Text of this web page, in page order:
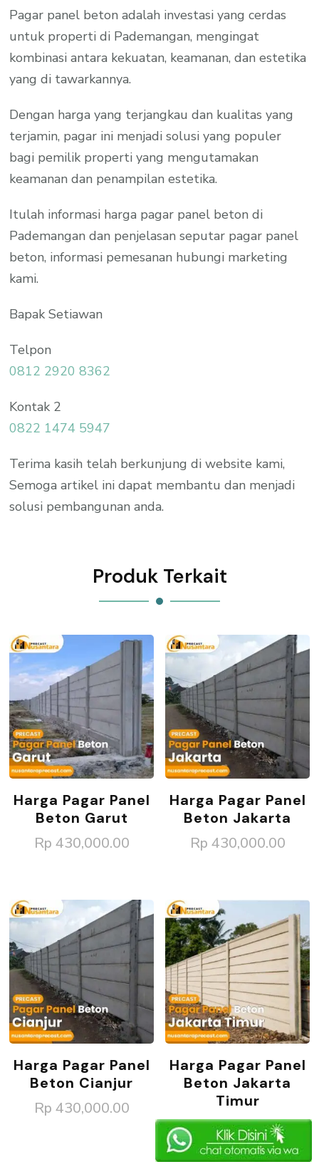
Pagar panel beton adalah investasi yang cerdas
untuk properti di Pademangan, mengingat
kombinasi antara kekuatan, keamanan, dan estetika
yang di tawarkannya.
Dengan harga yang terjangkau dan kualitas yang
terjamin, pagar ini menjadi solusi yang populer
bagi pemilik properti yang mengutamakan
keamanan dan penampilan estetika.
Itulah informasi harga pagar panel beton di
Pademangan dan penjelasan seputar pagar panel
beton, informasi pemesanan hubungi marketing
kami.
Bapak Setiawan
Telpon
0812 2920 8362
Kontak 2
0822 1474 5947
Terima kasih telah berkunjung di website kami,
Semoga artikel ini dapat membantu dan menjadi
solusi pembangunan anda.
Produk Terkait
Harga Pagar Panel
Beton Garut
Rp 430,000.00
Harga Pagar Panel
Beton Jakarta
Rp 430,000.00
Harga Pagar Panel
Beton Cianjur
Rp 430,000.00
Harga Pagar Panel
Beton Jakarta
Timur
Rp430,000.00